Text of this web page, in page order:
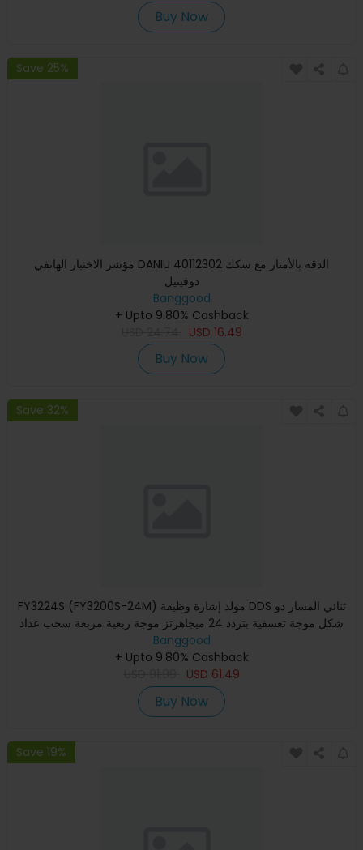
Buy Now
Save 25%
مؤشر الاختبار الهاتفي DANIU 40112302 الدقة بالأمتار مع سكك
دوفيتيل
Banggood
+ Upto 9.80% Cashback
USD 16.49
Buy Now
Save 32%
FY3224S (FY3200S-24M) مولد إشارة وظيفة DDS ثنائي المسار ذو
شكل موجة تعسفية بتردد 24 ميجاهرتز موجة ربعية مربعة سحب عداد
Banggood
+ Upto 9.80% Cashback
USD 61.49
Buy Now
Save 19%